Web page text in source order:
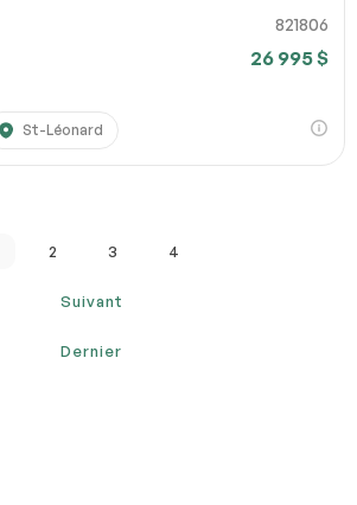
821806
26 995 $
St-Léonard
2 3 4
Suivant
Dernier